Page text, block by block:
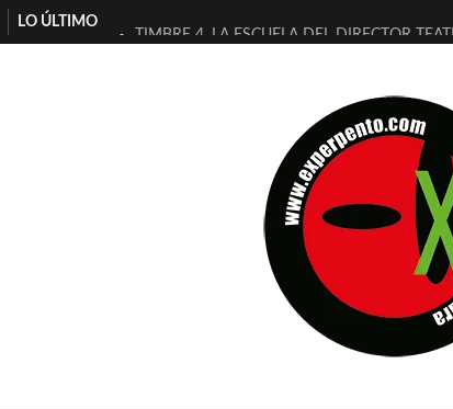
LO ÚLTIMO
TIMBRE 4, LA ESCUELA DEL DIRECTOR
MILITARES JUDÍAS EN #EXVITA
D’BALDOMEROS REINVENTAN [BITÁCORA
MARSHALL FLASH PRESENTA EN EXVITA
JOFRE BARDAGÍ EN EXVITA
YORCH PRESENTA [CURSO DE ARMONÍA
MAGALÍ SARE NOS EXPLICA [DESCASADA]
«NO TENGO PUTOS SUEÑOS»